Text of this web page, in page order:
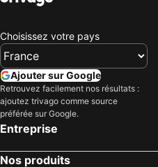
Quartier Petit Champlain
Parc des Chutes de la petite rivière Bostonnais
Le Village
Fairmont Golf le Château Montebello
Mont Saint-Sauveur
Parc national de la Jacques-Cartier
Zoo de Granby
Choisissez votre pays
Ajouter sur Google
Retrouvez facilement nos résultats :
ajoutez trivago comme source
préférée sur Google.
Entreprise
Nos produits